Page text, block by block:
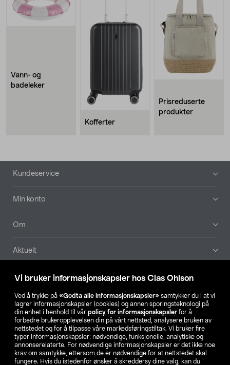
Vi bruker informasjonskapsler hos Clas Ohlson
Ved å trykke på «Godta alle informasjonskapsler» samtykker du i at vi
lagrer informasjonskapsler (cookies) og annen sporingsteknologi på
din enhet i henhold til vår policy for informasjonskapsler for å
forbedre brukeropplevelsen din på vårt nettsted, analysere bruken av
nettstedet og for å tilpasse våre markedsføringstiltak. Vi bruker fire
typer informasjonskapsler: nødvendige, funksjonelle, analytiske og
annonserelaterte. For nødvendige informasjonskapsler er det ikke noe
krav om samtykke, ettersom de er nødvendige for at nettstedet skal
fungere. Hvis du istedenfor ønsker å skreddersy dine valg, kan du
Vann- og
badeleker
Kofferter
Prisreduserte
produkter
Bunntekst
Kundeservice
Min konto
Om
Aktuelt
Våre selskaper
Finn din butikk
SE NO FI